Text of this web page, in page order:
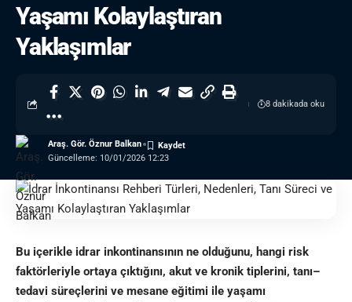
Yaşamı Kolaylaştıran
Yaklaşımlar
Güncelleme: 10/01/2026 12:23
Araş. Gör. Öznur Balkan
8 dakikada oku
Bu içerikle idrar inkontinansının ne olduğunu, hangi risk
faktörleriyle ortaya çıktığını, akut ve kronik tiplerini, tanı–
tedavi süreçlerini ve mesane eğitimi ile yaşamı